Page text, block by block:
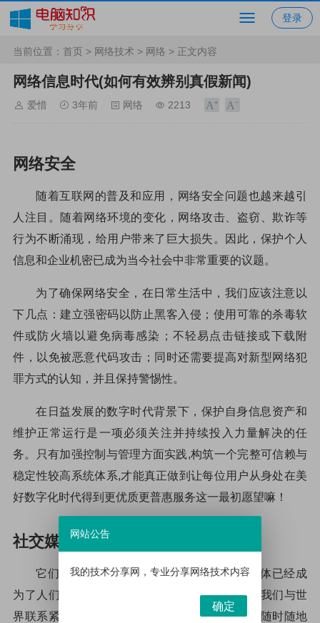
登录
当前位置： 首页 > 网络技术 > 网络 > 正文内容
网络信息时代(如何有效辨别真假新闻)
爱惜 3年前 网络 2213
网络安全
随着互联网的普及和应用，网络安全问题也越来越引
人注目。随着网络环境的变化，网络攻击、盗窃、欺诈等
行为不断涌现，给用户带来了巨大损失。因此，保护个人
信息和企业机密已成为当今社会中非常重要的议题。
为了确保网络安全，在日常生活中，我们应该注意以
下几点：建立强密码以防止黑客入侵；使用可靠的杀毒软
件或防火墙以避免病毒感染；不轻易点击链接或下载附
件，以免被恶意代码攻击；同时还需要提高对新型网络犯
罪方式的认知，并且保持警惕性。
在日益发展的数字时代背景下，保护自身信息资产和
维护正常运行是一项必须关注并持续投入力量解决的任
务。只有加强控制与管理方面实践,构筑一个完整可信赖与
稳定性较高系统体系,才能真正做到让每位用户从身处在美
好数字化时代得到更优质更普惠服务这一最初愿望嘛！
社交媒体影响力
它们如此流行的原因在于其影响力，社交媒体已经成
为了人们生活中不可或缺的一部分。社交媒体让我们与世
界联系紧密，可以轻松地分享想法和观点，并能随时随地
网站公告
我的技术分享网，专业分享网络技术内容
确定